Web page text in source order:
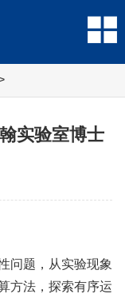
实验室博士
问题，从实验现象
方法，探索有序运